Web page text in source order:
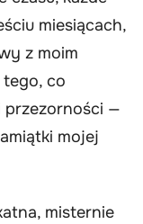
miesiącach,
z moim
tego, co
przezorności —
mojej
misternie